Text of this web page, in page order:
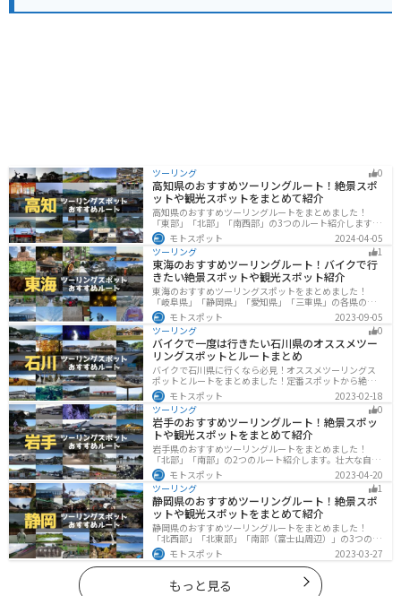
ツーリング 0
高知県のおすすめツーリングルート！絶景スポ
ットや観光スポットをまとめて紹介
高知県のおすすめツーリングルートをまとめました！
「東部」「北部」「南西部」の3つのルート紹介します。
山と海どちらも楽しめるスポットが多数あり、様々な楽
しみ方ができます。バイクで高知県にツーリングに行く
際は参考にしてください。
モトスポット
2024-04-05
ツーリング
1
東海のおすすめツーリングルート！バイクで行
きたい絶景スポットや観光スポット紹介
東海のおすすめツーリングスポットをまとめました！
「岐阜県」「静岡県」「愛知県」「三重県」の各県の観
光地紹介します。自然豊かな山々や湖、温泉地が点在
し、四季折々の景色を楽しめるスポットが多数ありま
す。バイクで東海にツーリングに行く際は参考にしてく
ださい。
モトスポット
2023-09-05
ツーリング
0
バイクで一度は行きたい石川県のオススメツー
リングスポットとルートまとめ
バイクで石川県に行くなら必見！オススメツーリングス
ポットとルートをまとめました！定番スポットから絶景
スポット、温泉、海、グルメなど様々なジャンルで楽し
めます。バイクで石川ツーリングに行こうと思っている
人は、参考にしてください。
モトスポット
2023-02-18
ツーリング
0
岩手のおすすめツーリングルート！絶景スポッ
トや観光スポットをまとめて紹介
岩手県のおすすめツーリングルートをまとめました！
「北部」「南部」の2つのルート紹介します。壮大な自然
や歴史的な観光スポットが多く存在するので楽しめま
す。バイクで岩手県にツーリングに行く際は参考にして
ください。
モトスポット
2023-04-20
ツーリング
1
静岡県のおすすめツーリングルート！絶景スポ
ットや観光スポットをまとめて紹介
静岡県のおすすめツーリングルートをまとめました！
「北西部」「北東部」「南部（富士山周辺）」の3つのル
ート紹介します。富士山を中心に自然豊かな景色や食事
を楽しめるスポットが多数あります。バイクで静岡県に
ツーリングに行く際は参考にしてください。
モトスポット 2023-03-27
もっと見る